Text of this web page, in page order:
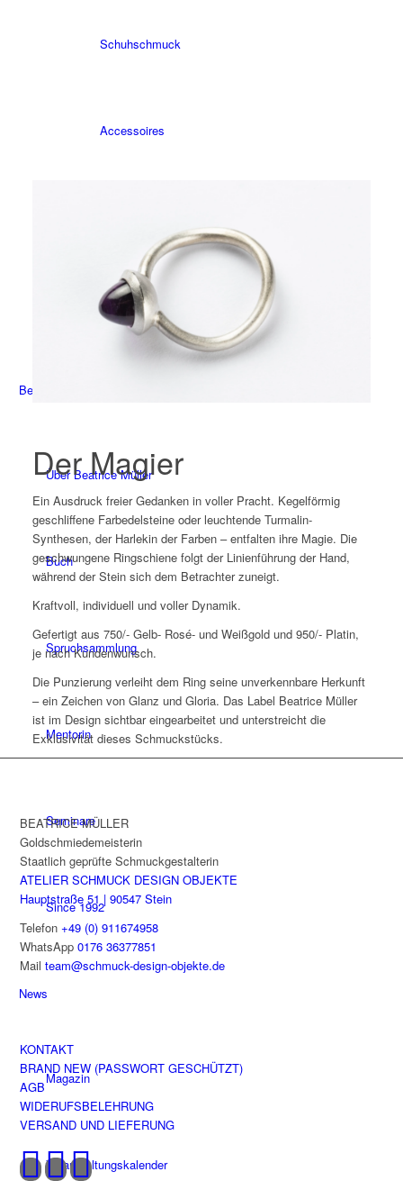
Schuhschmuck
Accessoires
Kleidung
Beatrice Müller
Über Beatrice Müller
Buch
Spruchsammlung
Mentorin
Seminare
Since 1992
News
Magazin
Veranstaltungskalender
Der Magier
Ein Ausdruck freier Gedanken in voller Pracht. Kegelförmig
geschliffene Farbedelsteine oder leuchtende Turmalin-
Synthesen, der Harlekin der Farben – entfalten ihre Magie. Die
geschwungene Ringschiene folgt der Linienführung der Hand,
während der Stein sich dem Betrachter zuneigt.
Kraftvoll, individuell und voller Dynamik.
Gefertigt aus 750/- Gelb- Rosé- und Weißgold und 950/- Platin,
je nach Kundenwunsch.
Die Punzierung verleiht dem Ring seine unverkennbare Herkunft
– ein Zeichen von Glanz und Gloria. Das Label Beatrice Müller
ist im Design sichtbar eingearbeitet und unterstreicht die
Exklusivität dieses Schmuckstücks.
BEATRICE MÜLLER
Goldschmiedemeisterin
Staatlich geprüfte Schmuckgestalterin
ATELIER SCHMUCK DESIGN OBJEKTE
Hauptstraße 51 | 90547 Stein
Telefon+49 (0) 911674958
WhatsApp0176 36377851
Mailteam@schmuck-design-objekte.de
KONTAKT
BRAND NEW (PASSWORT GESCHÜTZT)
AGB
WIDERUFSBELEHRUNG
VERSAND UND LIEFERUNG